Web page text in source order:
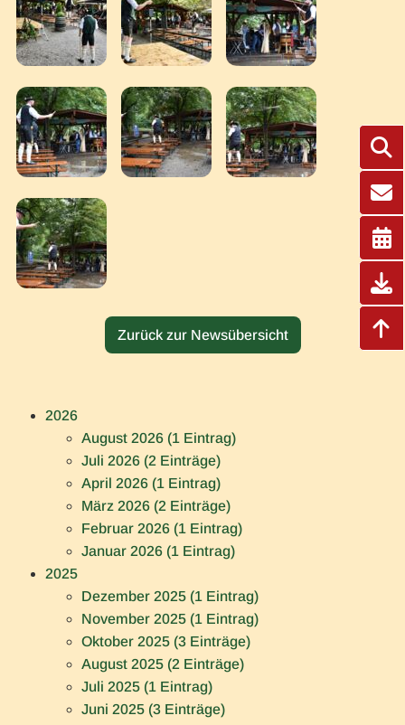
Zurück zur Newsübersicht
2026
August 2026 (1 Eintrag)
Juli 2026 (2 Einträge)
April 2026 (1 Eintrag)
März 2026 (2 Einträge)
Februar 2026 (1 Eintrag)
Januar 2026 (1 Eintrag)
2025
Dezember 2025 (1 Eintrag)
November 2025 (1 Eintrag)
Oktober 2025 (3 Einträge)
August 2025 (2 Einträge)
Juli 2025 (1 Eintrag)
Juni 2025 (3 Einträge)